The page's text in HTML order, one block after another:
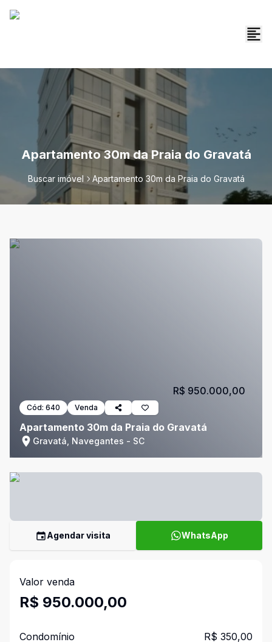
Apartamento 30m da Praia do Gravatá
Buscar imóvel Apartamento 30m da Praia do Gravatá
Cód: 640 Venda
Apartamento 30m da Praia do Gravatá
Gravatá, Navegantes - SC
R$ 950.000,00
Agendar visita WhatsApp
Valor venda
R$ 950.000,00
Condomínio R$ 350,00